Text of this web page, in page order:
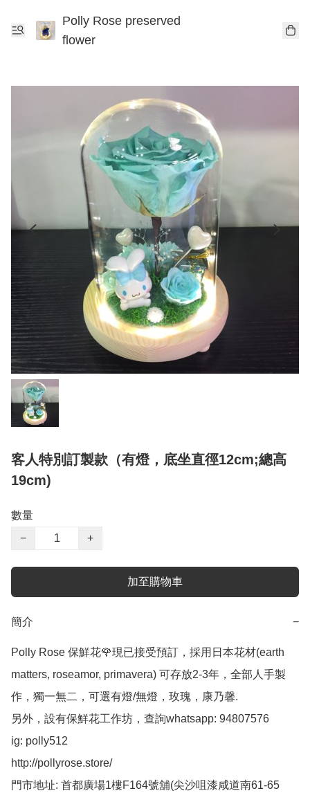
Polly Rose preserved
flower
客人特別訂製款（有燈，底坐直徑12cm;總高
19cm)
數量
−
+
加至購物車
簡介 −
Polly Rose 保鮮花🌹現已接受預訂，採用日本花材(earth
matters, roseamor, primavera) 可存放2-3年，全部人手製
作，獨一無二，可選有燈/無燈，玫瑰，康乃馨.
另外，設有保鮮花工作坊，查詢whatsapp: 94807576
ig: polly512
http://pollyrose.store/
門市地址: 首都廣場1樓F164號舖(尖沙咀漆咸道南61-65